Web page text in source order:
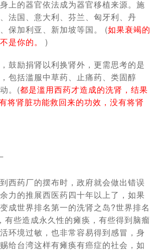
上的器官依法成为器官移植来源。施
法国、意大利、芬兰、匈牙利、丹
保加利亚、新加坡等国。 (如果衰竭的
是你的。
)
鼓励捐肾以利换肾外，更需思考的是
包括滥服中草药、止痛药、类固醇
。(都是滥用西药才造成的洗肾，结果
将肾脏功能救回来的功效，没有将肾
西药厂的摆布时，政府就会做出错误
力的推展西医药四十年以上了，如果
成世界排名第一的洗肾之岛?世界排名
些造成永久性的瘫痪，有些得到脑瘤
环境过敏，也非常容易得到感冒，身
给台湾这样有瘫痪有癌症的社会，如